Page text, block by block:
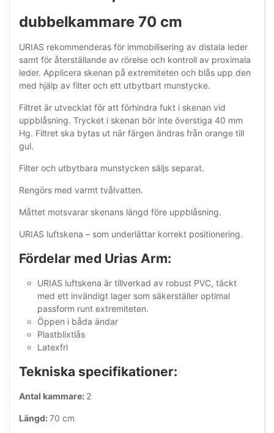
dubbelkammare 70 cm
URIAS rekommenderas för immobilisering av distala leder
samt för återställande av rörelse och kontroll av proximala
leder. Applicera skenan på extremiteten och blås upp den
med hjälp av filter och ett utbytbart munstycke.
Filtret är utvecklat för att förhindra fukt i skenan vid
uppblåsning. Trycket i skenan bör inte överstiga 40 mm
Hg. Filtret ska bytas ut när färgen ändras från orange till
gul.
Filter och utbytbara munstycken säljs separat.
Rengörs med varmt tvålvatten.
Måttet motsvarar skenans längd före uppblåsning.
URIAS luftskena – som underlättar korrekt positionering.
Fördelar med Urias Arm:
URIAS luftskena är tillverkad av robust PVC, täckt
med ett invändigt lager som säkerställer optimal
passform runt extremiteten.
Öppen i båda ändar
Plastblixtlås
Latexfri
Tekniska specifikationer:
Antal kammare: 2
Längd:70 cm